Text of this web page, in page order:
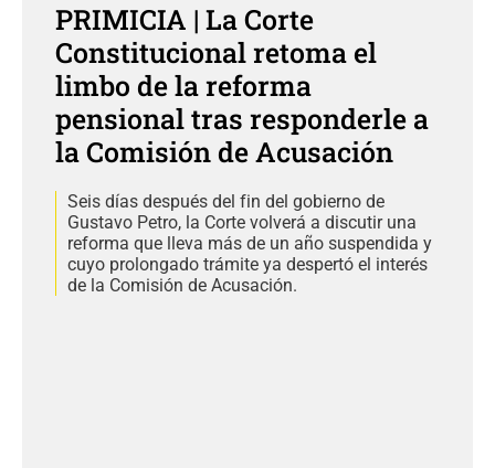
PRIMICIA | La Corte
Constitucional retoma el
limbo de la reforma
pensional tras responderle a
la Comisión de Acusación
Seis días después del fin del gobierno de
Gustavo Petro, la Corte volverá a discutir una
reforma que lleva más de un año suspendida y
cuyo prolongado trámite ya despertó el interés
de la Comisión de Acusación.